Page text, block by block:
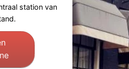
station van